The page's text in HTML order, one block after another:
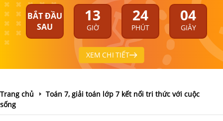
BẮT ĐẦU
SAU
13
GIỜ
24
PHÚT
03
GIÂY
XEM CHI TIẾT
Trang chủ
Toán 7, giải toán lớp 7 kết nối tri thức với cuộc
sống